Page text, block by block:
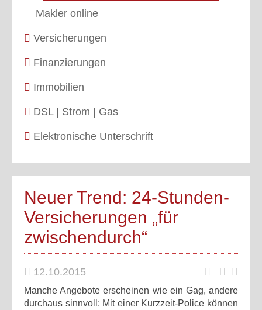
Makler online
Versicherungen
Finanzierungen
Immobilien
DSL | Strom | Gas
Elektronische Unterschrift
Neuer Trend: 24-Stunden-
Versicherungen „für
zwischendurch“
12.10.2015
Manche Angebote erscheinen wie ein Gag, andere
durchaus sinnvoll: Mit einer Kurzzeit-Police können